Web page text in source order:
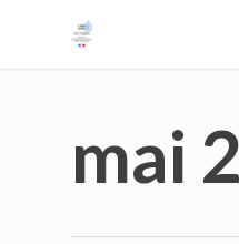
mai